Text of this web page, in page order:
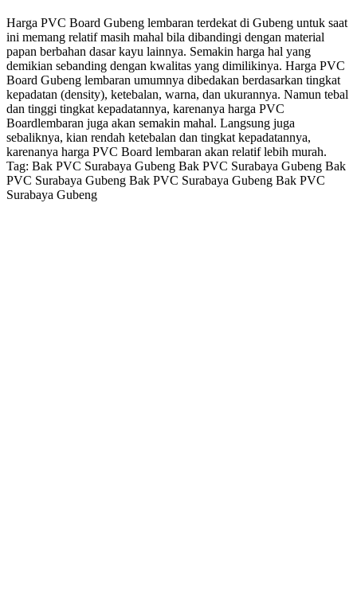
Harga PVC Board Gubeng lembaran terdekat di Gubeng untuk saat
ini memang relatif masih mahal bila dibandingi dengan material
papan berbahan dasar kayu lainnya. Semakin harga hal yang
demikian sebanding dengan kwalitas yang dimilikinya. Harga PVC
Board Gubeng lembaran umumnya dibedakan berdasarkan tingkat
kepadatan (density), ketebalan, warna, dan ukurannya. Namun tebal
dan tinggi tingkat kepadatannya, karenanya harga PVC
Boardlembaran juga akan semakin mahal. Langsung juga
sebaliknya, kian rendah ketebalan dan tingkat kepadatannya,
karenanya harga PVC Board lembaran akan relatif lebih murah.
Tag: Bak PVC Surabaya Gubeng Bak PVC Surabaya Gubeng Bak
PVC Surabaya Gubeng Bak PVC Surabaya Gubeng Bak PVC
Surabaya Gubeng